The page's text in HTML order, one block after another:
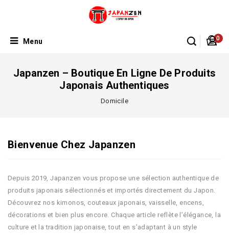
0
Menu
Japanzen – Boutique En Ligne De Produits
Japonais Authentiques
Domicile
Bienvenue Chez Japanzen
Depuis 2019, Japanzen vous propose une sélection authentique de
produits japonais sélectionnés et importés directement du Japon.
Découvrez nos kimonos, couteaux japonais, vaisselle, encens,
décorations et bien plus encore. Chaque article reflète l’élégance, la
culture et la tradition japonaise, tout en s’adaptant à un style